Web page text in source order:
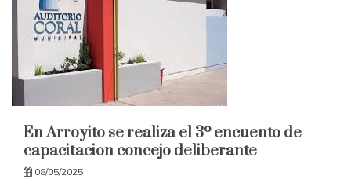
En Arroyito se realiza el 3º encuento de
capacitacion concejo deliberante
08/05/2025